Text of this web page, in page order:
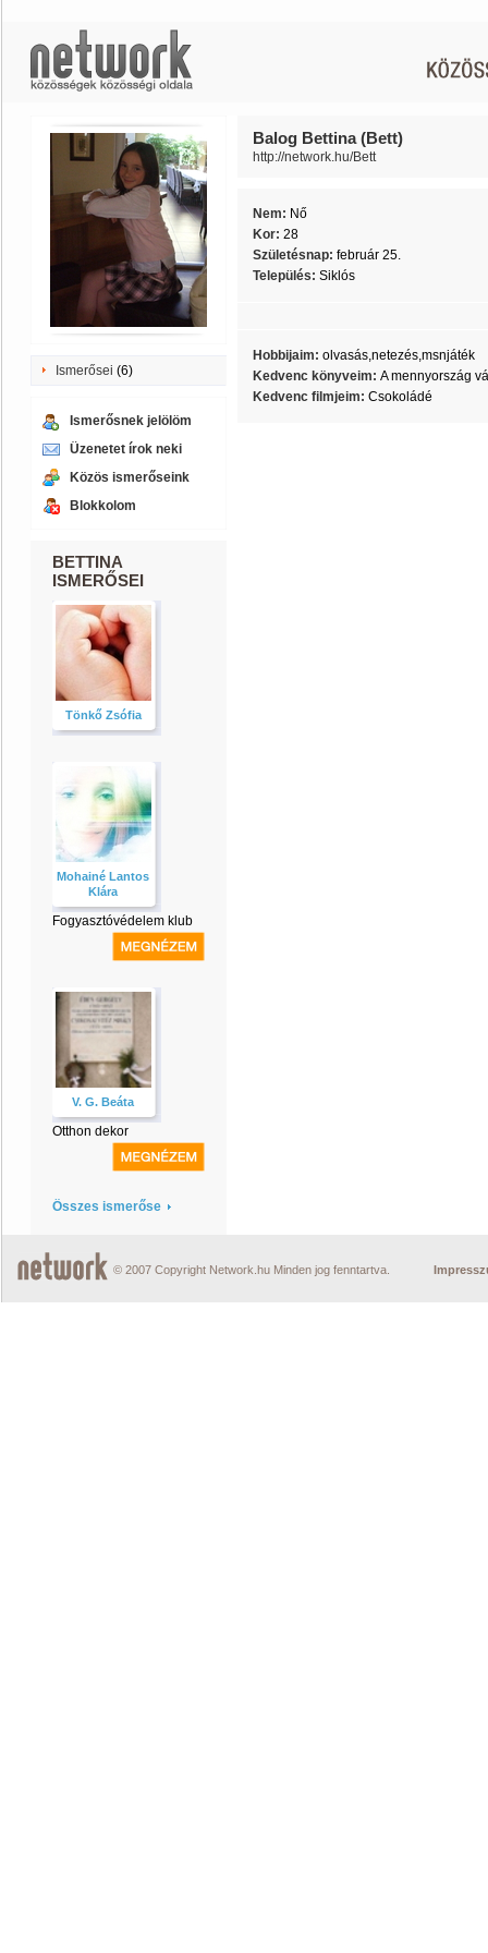
Ismerősei (6)
Ismerősnek jelölöm
Üzenetet írok neki
Közös ismerőseink
Blokkolom
BETTINA
ISMERŐSEI
Tönkő Zsófia
Mohainé Lantos
Klára
Fogyasztóvédelem klub
V. G. Beáta
Otthon dekor
Összes ismerőse
Balog Bettina (Bett)
http://network.hu/Bett
Nem: Nő
Kor: 28
Születésnap: február 25.
Település: Siklós
Hobbijaim: olvasás,netezés,msnjáték
Kedvenc könyveim: A mennyország
Kedvenc filmjeim: Csokoládé
© 2007 Copyright Network.hu Minden jog fenntartva.